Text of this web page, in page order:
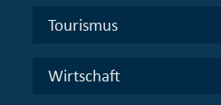
Tourismus
Wirtschaft